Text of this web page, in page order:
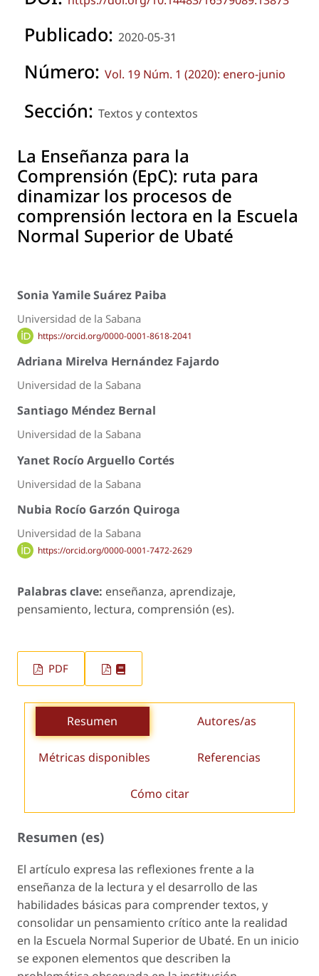
Publicado: 2020-05-31
Número: Vol. 19 Núm. 1 (2020): enero-junio
Sección: Textos y contextos
La Enseñanza para la
Comprensión (EpC): ruta para
dinamizar los procesos de
comprensión lectora en la Escuela
Normal Superior de Ubaté
Sonia Yamile Suárez Paiba
Universidad de la Sabana
https://orcid.org/0000-0001-8618-2041
Adriana Mirelva Hernández Fajardo
Universidad de la Sabana
Santiago Méndez Bernal
Universidad de la Sabana
Yanet Rocío Arguello Cortés
Universidad de la Sabana
Nubia Rocío Garzón Quiroga
Universidad de la Sabana
https://orcid.org/0000-0001-7472-2629
Palabras clave: enseñanza, aprendizaje,
pensamiento, lectura, comprensión (es).
PDF
Resumen Autores/as
Métricas disponibles Referencias
Cómo citar
Resumen (es)
El artículo expresa las reflexiones frente a la
enseñanza de la lectura y el desarrollo de las
habilidades básicas para comprender textos, y
consolidar un pensamiento crítico ante la realidad
en la Escuela Normal Superior de Ubaté. En un inicio
se exponen elementos que describen la